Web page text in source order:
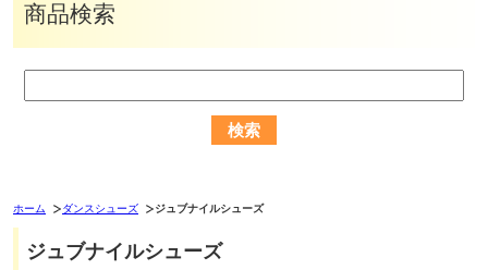
商品検索
ホーム ダンスシューズ ジュブナイルシューズ
ジュブナイルシューズ